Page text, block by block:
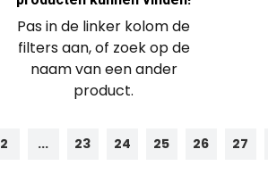
Pas in de linker kolom de
filters aan, of zoek op de
naam van een ander
product.
2 ... 23 24 25 26 27